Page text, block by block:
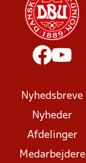
Nyhedsbreve
Nyheder
Afdelinger
Medarbejdere